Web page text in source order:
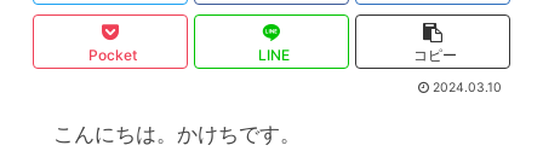
Pocket LINE コピー
2024.03.10
こんにちは。かけちです。